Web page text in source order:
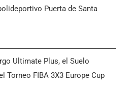
Puerta de Santa
Ultimate Plus, el Suelo
Torneo FIBA 3X3 Europe Cup